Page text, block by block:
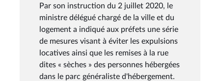
Par son instruction du 2 juillet 2020, le
ministre délégué chargé de la ville et du
logement a indiqué aux préfets une série
de mesures visant à éviter les expulsions
locatives ainsi que les remises à la rue
dites « sèches » des personnes hébergées
dans le parc généraliste d'hébergement.